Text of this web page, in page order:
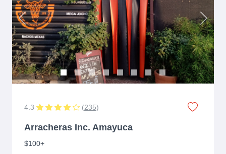
Previous Next
4.3 (235)
Arracheras Inc. Amayuca
$100+